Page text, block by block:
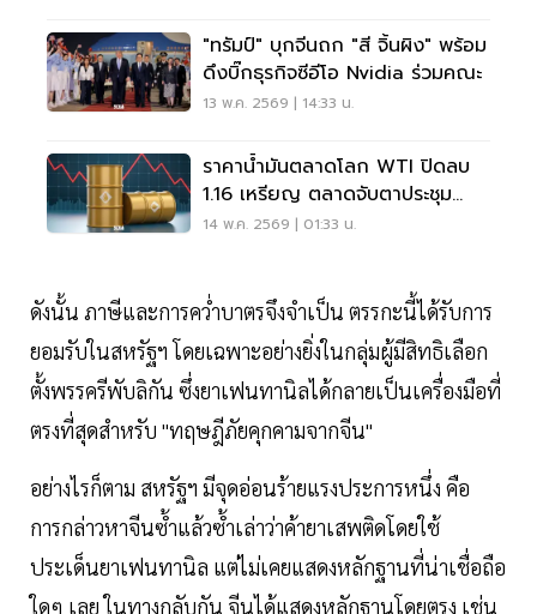
"ทรัมป์" บุกจีนถก "สี จิ้นผิง" พร้อม
ดึงบิ๊กธุรกิจซีอีโอ Nvidia ร่วมคณะ
13 พ.ค. 2569 | 14:33 น.
ราคาน้ำมันตลาดโลก WTI ปิดลบ
1.16 เหรียญ ตลาดจับตาประชุม
‘ทรัมป์-สี จิ้นผิง’
14 พ.ค. 2569 | 01:33 น.
ดังนั้น ภาษีและการคว่ำบาตรจึงจำเป็น ตรรกะนี้ได้รับการ
ยอมรับในสหรัฐฯ โดยเฉพาะอย่างยิ่งในกลุ่มผู้มีสิทธิเลือก
ตั้งพรรครีพับลิกัน ซึ่งยาเฟนทานิลได้กลายเป็นเครื่องมือที่
ตรงที่สุดสำหรับ "ทฤษฎีภัยคุกคามจากจีน"
อย่างไรก็ตาม สหรัฐฯ มีจุดอ่อนร้ายแรงประการหนึ่ง คือ
การกล่าวหาจีนซ้ำแล้วซ้ำเล่าว่าค้ายาเสพติดโดยใช้
ประเด็นยาเฟนทานิล แต่ไม่เคยแสดงหลักฐานที่น่าเชื่อถือ
ใดๆ เลย ในทางกลับกัน จีนได้แสดงหลักฐานโดยตรง เช่น